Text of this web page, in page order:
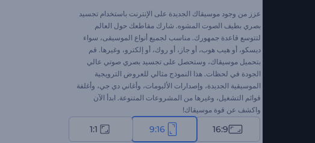
عزز من وجود موسيقاك الجديدة على الإنترنت باستخدام تجسيد
بصري بطيف الصوت المشوه. شارك مقاطعك حول العالم
لتتوسع قاعدة جمهورك. مناسب لجميع أنواع الموسيقى، سواء
ديسكو، أو هيب هوب، أو جاز، أو روك، أو إلكترو، وغيرها. قم
بتحميل موسيقاك، وستحصل على تجسيد بصري صوتي عالي
الجودة في لحظات. هذا النموذج مثالي للعروض الترويجية
الموسيقية الجديدة، وإصدارات الألبومات، وأغاني دي جي، وأغلفة
قوائم التشغيل، وغيرها من المشروعات المتنوعة. ابدأ الآن
واكشف عن قوة موسيقاك!
16:9
9:16
1:1